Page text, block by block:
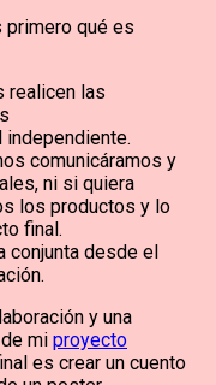
primero qué es
realicen las
comunicáramos y
ni si quiera
los productos y lo
final.
conjunta desde el
y una
mi proyecto
es crear un cuento